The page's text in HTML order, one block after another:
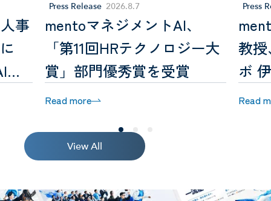
事
」
Press Release 2026.8.7
mentoマネジメントAI、
「第11回HRテクノロジー大
賞」部門優秀賞を受賞
Read more
Press
教
ボ
グ
Read
View All